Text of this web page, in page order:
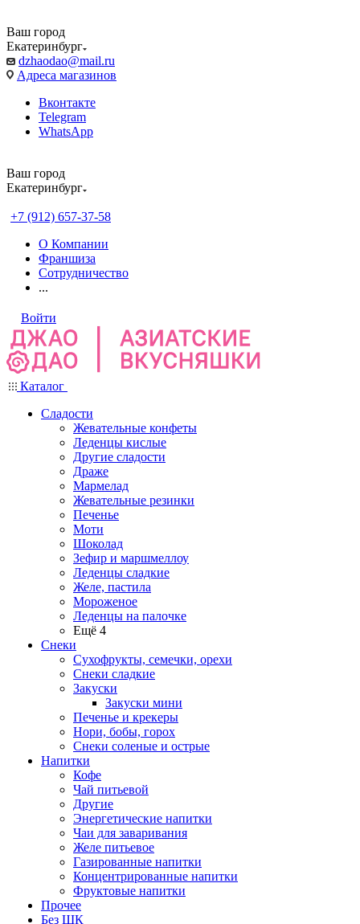
Ваш город
Екатеринбург
dzhaodao@mail.ru
Адреса магазинов
Вконтакте
Telegram
WhatsApp
Ваш город
Екатеринбург
+7 (912) 657-37-58
О Компании
Франшиза
Сотрудничество
...
Войти
Каталог
Сладости
Жевательные конфеты
Леденцы кислые
Другие сладости
Драже
Мармелад
Жевательные резинки
Печенье
Моти
Шоколад
Зефир и маршмеллоу
Леденцы сладкие
Желе, пастила
Мороженое
Леденцы на палочке
Ещё 4
Снеки
Сухофрукты, семечки, орехи
Снеки сладкие
Закуски
Закуски мини
Печенье и крекеры
Нори, бобы, горох
Снеки соленые и острые
Напитки
Кофе
Чай питьевой
Другие
Энергетические напитки
Чаи для заваривания
Желе питьевое
Газированные напитки
Концентрированные напитки
Фруктовые напитки
Прочее
Без ШК